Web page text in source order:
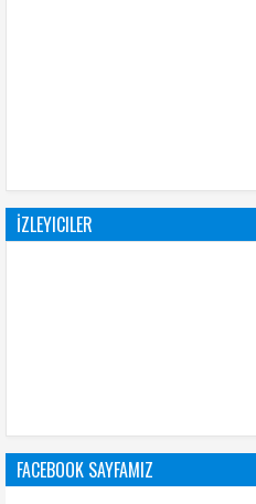
İZLEYICILER
FACEBOOK SAYFAMIZ